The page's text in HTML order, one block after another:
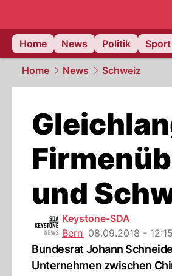
Home
News Politik Sport
Home News Schweiz
und
Keystone-SDA
Bern, 08.09.2018 - 12:15
Bundesrat Johann
Unternehmen zwischen